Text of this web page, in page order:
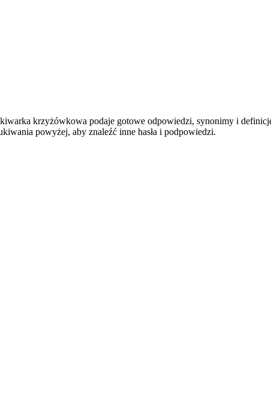
krzyżówkowa podaje gotowe odpowiedzi, synonimy i
powyżej, aby znaleźć inne hasła i podpowiedzi.